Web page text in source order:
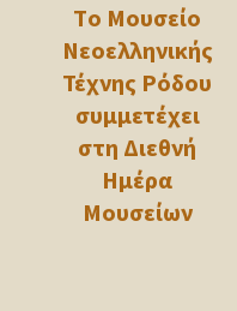
Τo Μουσείο
Νεοελληνικής
Τέχνης Ρόδου
συμμετέχει
στη Διεθνή
Ημέρα
Μουσείων